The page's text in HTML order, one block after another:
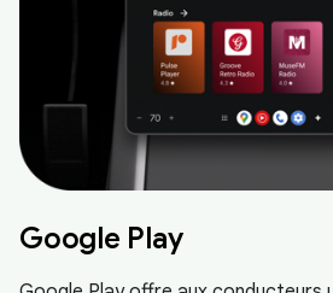
Google Play